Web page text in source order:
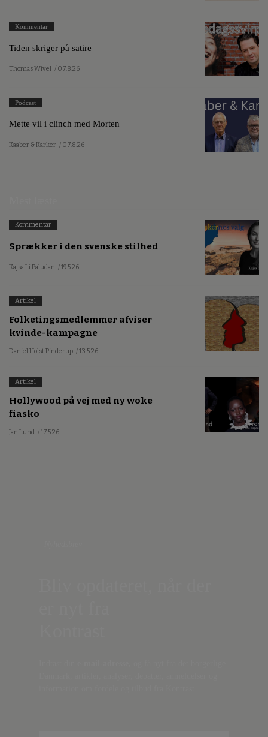
Kommentar
Tiden skriger på satire
Thomas Wivel / 07.8.26
Podcast
Mette vil i clinch med Morten
Kaaber & Karker / 07.8.26
Kommentar
Sprækker i den svenske stilhed
Kajsa Li Paludan / 19.5.26
Artikel
Folketingsmedlemmer afviser
kvinde-kampagne
Daniel Holst Pinderup / 13.5.26
Artikel
Hollywood på vej med ny woke
fiasko
Jan Lund / 17.5.26